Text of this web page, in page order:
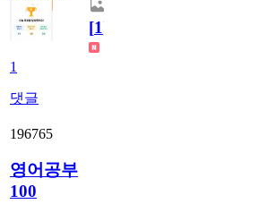
1
댓글
[1]
196765
영어공부
100